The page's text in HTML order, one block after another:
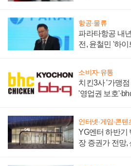
항공·물류
파라타항공 내
전, 윤철민 '하
소비자·유통
치킨3사 '가맹
'영업권 보호
인터넷·게임·콘텐
YG엔터 하반기
장 증권가 전망,